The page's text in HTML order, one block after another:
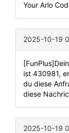
Your Arlo
2025-10-19
ist 430981,
du diese
diese
2025-10-19